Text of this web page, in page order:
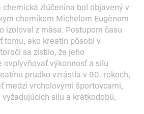
zlúčenina bol objavený v
chemikom Michelom Eugènom
izoloval z mäsa. Postupom času
tomu, ako kreatín pôsobí v
sa zistilo, že jeho
ovplyvňovať výkonnosť a silu
prudko vzrástla v 90. rokoch,
medzi vrcholovými športovcami,
silu a krátkodobú,